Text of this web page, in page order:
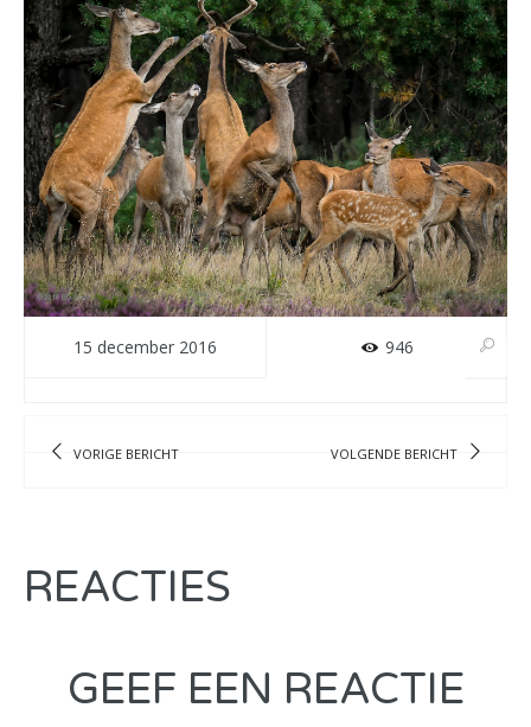
15 december 2016 946
VORIGE BERICHT VOLGENDE BERICHT
REACTIES
GEEF EEN REACTIE